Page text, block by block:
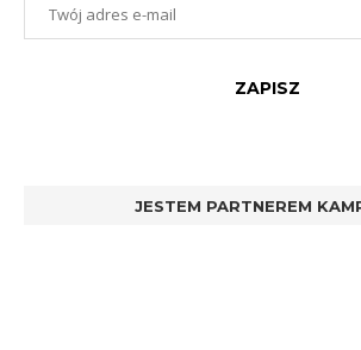
JESTEM PARTNEREM